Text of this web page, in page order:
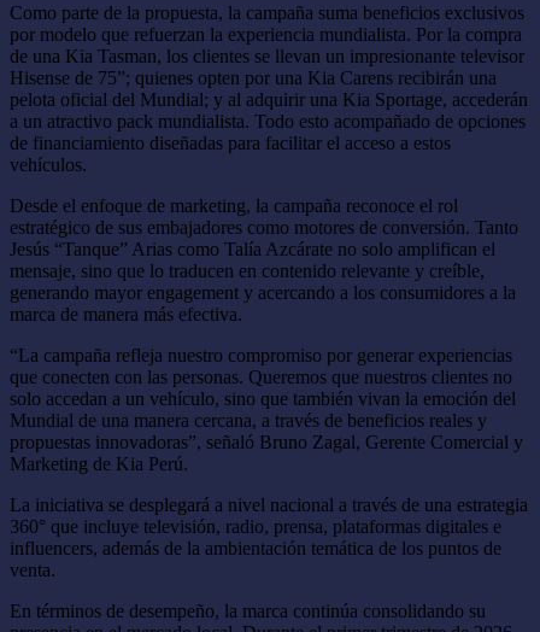
Como parte de la propuesta, la campaña suma beneficios exclusivos
por modelo que refuerzan la experiencia mundialista. Por la compra
de una Kia Tasman, los clientes se llevan un impresionante televisor
Hisense de 75”; quienes opten por una Kia Carens recibirán una
pelota oficial del Mundial; y al adquirir una Kia Sportage, accederán
a un atractivo pack mundialista. Todo esto acompañado de opciones
de financiamiento diseñadas para facilitar el acceso a estos
vehículos.
Desde el enfoque de marketing, la campaña reconoce el rol
estratégico de sus embajadores como motores de conversión. Tanto
Jesús “Tanque” Arias como Talía Azcárate no solo amplifican el
mensaje, sino que lo traducen en contenido relevante y creíble,
generando mayor engagement y acercando a los consumidores a la
marca de manera más efectiva.
“La campaña refleja nuestro compromiso por generar experiencias
que conecten con las personas. Queremos que nuestros clientes no
solo accedan a un vehículo, sino que también vivan la emoción del
Mundial de una manera cercana, a través de beneficios reales y
propuestas innovadoras”, señaló Bruno Zagal, Gerente Comercial y
Marketing de Kia Perú.
La iniciativa se desplegará a nivel nacional a través de una estrategia
360° que incluye televisión, radio, prensa, plataformas digitales e
influencers, además de la ambientación temática de los puntos de
venta.
En términos de desempeño, la marca continúa consolidando su